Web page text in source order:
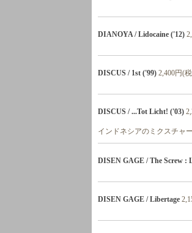
DIANOYA / Lidocaine ('12)
DISCUS / 1st ('99) 2,400円(
DISCUS / ...Tot Licht! ('03)
インドネシアのミクスチャ
DISEN GAGE / The Screw :
DISEN GAGE / Libertage